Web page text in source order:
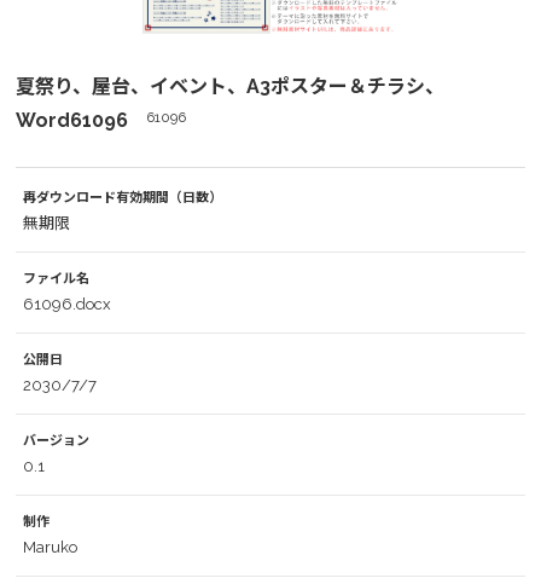
夏祭り、屋台、イベント、A3ポスター＆チラシ、
Word61096
61096
再ダウンロード有効期間（日数）
無期限
ファイル名
61096.docx
公開日
2030/7/7
バージョン
0.1
制作
Maruko